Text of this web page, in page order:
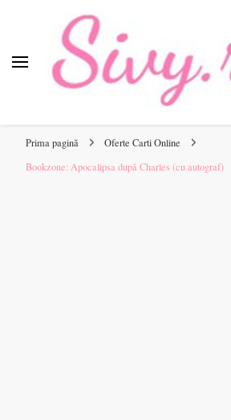
online pentru tine.
Prima pagină
Oferte Carti Online
Bookzone: Apocalipsa după Charles (cu autograf)